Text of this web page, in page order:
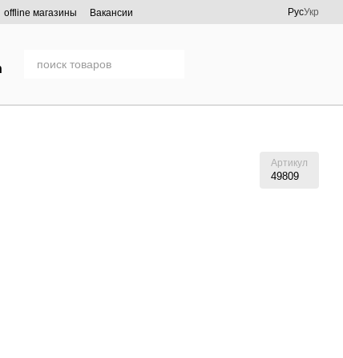
offline магазины
Вакансии
РусУкр
Артикул
49809